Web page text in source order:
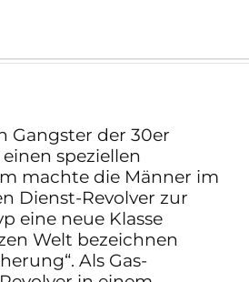
Gangster der 30er
speziellen
machte die Männer im
Dienst-Revolver zur
eine neue Klasse
Welt bezeichnen
Als Gas-